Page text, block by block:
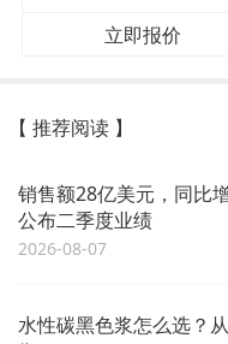
立即报价
【 推荐阅读 】
销售额28亿美元，同比
公布二季度业绩
2026-08-07
水性碳黑色浆怎么选？